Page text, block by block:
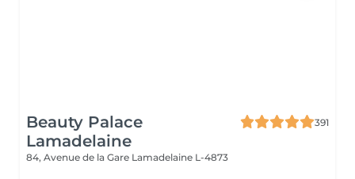
Beauty Palace
Lamadelaine
391
84, Avenue de la Gare Lamadelaine L-4873